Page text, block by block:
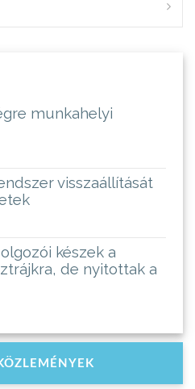
munkahelyi
visszaállítását
készek a
de nyitottak a